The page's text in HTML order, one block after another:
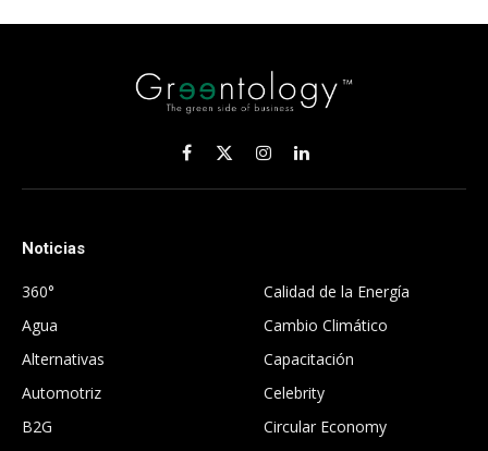
Facebook
X
(Twitter)
InstagramLinkedIn
Noticias
360°
Agua
Alternativas
Automotriz
B2G
Calidad de la Energía
Cambio Climático
Capacitación
Celebrity
Circular Economy